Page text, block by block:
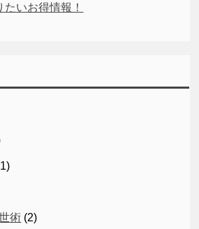
いお得情報！
術 (2)